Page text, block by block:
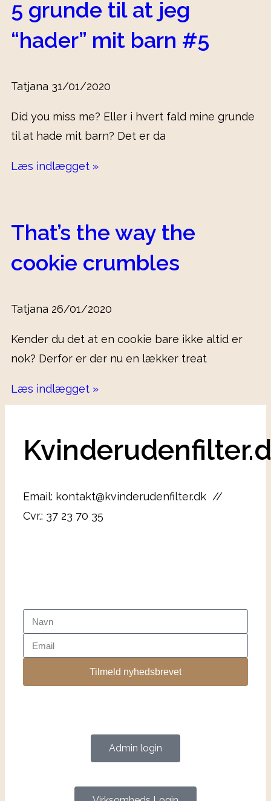
5 grunde til at jeg
“hader” mit barn #5
Tatjana 31/01/2020
Did you miss me? Eller i hvert fald mine grunde
til at hade mit barn? Det er da
Læs indlægget »
That’s the way the
cookie crumbles
Tatjana 26/01/2020
Kender du det at en cookie bare ikke altid er
nok? Derfor er der nu en lækker treat
Læs indlægget »
Email: kontakt@kvinderudenfilter.dk //
Cvr.: 37 23 70 35
Tilmeld nyhedsbrevet
Admin login